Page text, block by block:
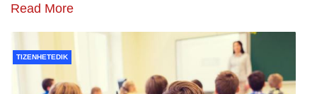
Read More
TIZENHETEDIK